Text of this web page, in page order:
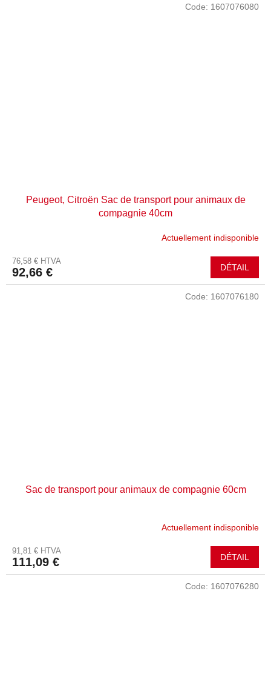
Peugeot, Citroën Sac de transport pour animaux de
compagnie 40cm
Actuellement indisponible
76,58 € HTVA
92,66 € DÉTAIL
Code: 1607076080
Sac de transport pour animaux de compagnie 60cm
Actuellement indisponible
91,81 € HTVA
111,09 € DÉTAIL
Code: 1607076180
Code: 1607076280